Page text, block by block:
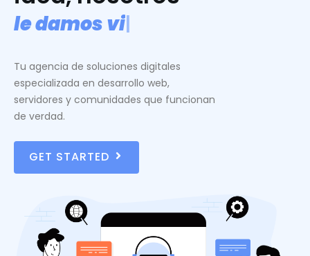
ledamosvid
Tu agencia de soluciones digitales
especializada en desarrollo web,
servidores y comunidades que funcionan
de verdad.
GET STARTED